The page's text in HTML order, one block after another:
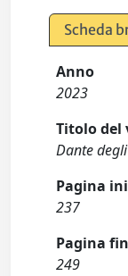
Scheda
Anno
2023
Titolo del
Dante
Pagina
237
Pagina
249